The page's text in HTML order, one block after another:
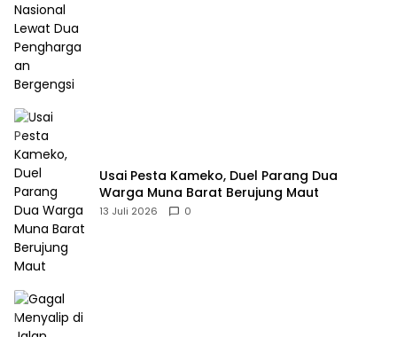
Usai Pesta Kameko, Duel Parang Dua
Warga Muna Barat Berujung Maut
13 Juli 2026 0